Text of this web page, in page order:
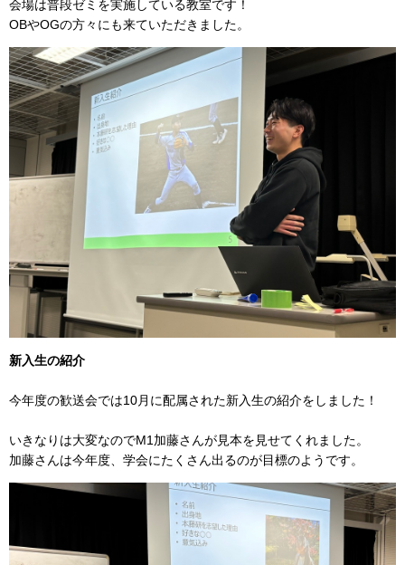
会場は普段ゼミを実施している教室です！
OBやOGの方々にも来ていただきました。
新入生の紹介
今年度の歓送会では10月に配属された新入生の紹介をしました！
いきなりは大変なのでM1加藤さんが見本を見せてくれました。
加藤さんは今年度、学会にたくさん出るのが目標のようです。